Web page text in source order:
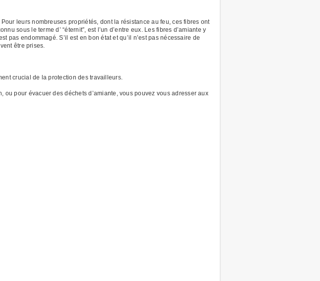
leurs nombreuses propriétés, dont la résistance au feu, ces fibres ont
sous le terme d’ “éternit”, est l’un d’entre eux. Les fibres d’amiante y
pas endommagé. S’il est en bon état et qu’il n’est pas nécessaire de
être prises.
crucial de la protection des travailleurs.
pour évacuer des déchets d’amiante, vous pouvez vous adresser aux